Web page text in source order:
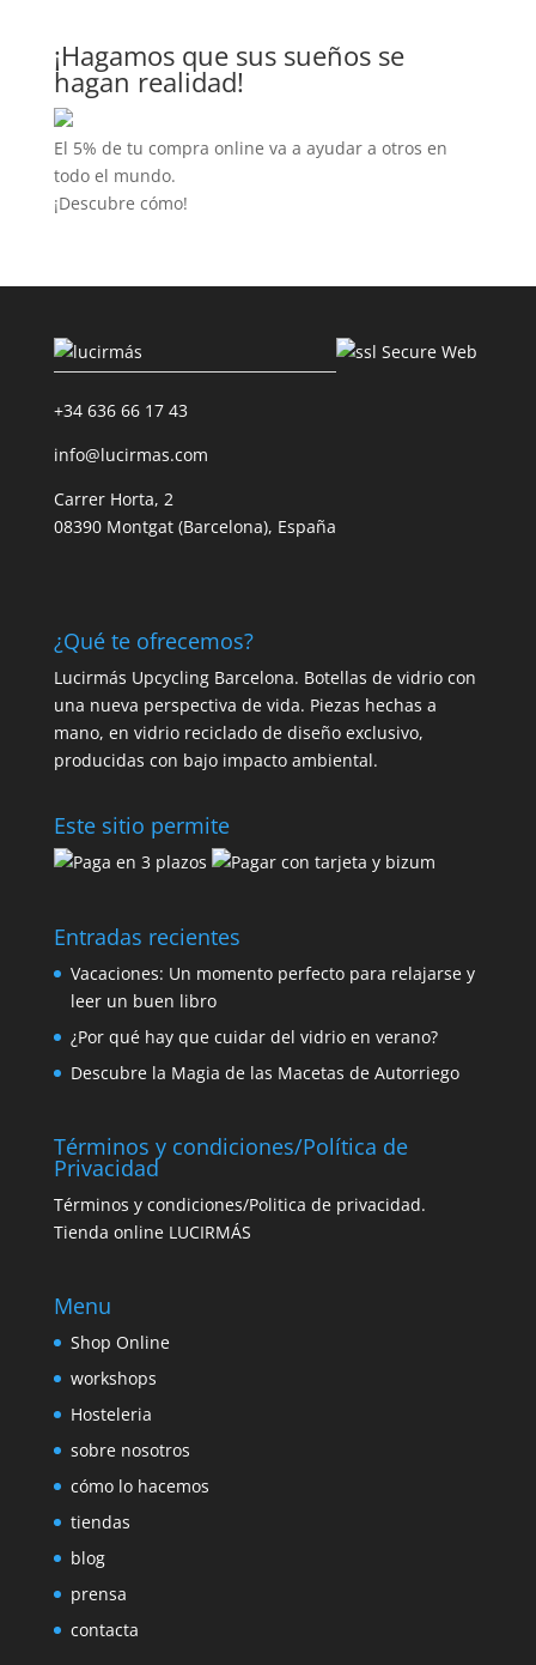
¡Hagamos que sus sueños se
hagan realidad!
El 5% de tu compra online va a ayudar a otros en
todo el mundo.
¡Descubre cómo!
+34 636 66 17 43
info@lucirmas.com
Carrer Horta, 2
08390 Montgat (Barcelona), España
¿Qué te ofrecemos?
Lucirmás Upcycling Barcelona. Botellas de vidrio con
una nueva perspectiva de vida. Piezas hechas a
mano, en vidrio reciclado de diseño exclusivo,
producidas con bajo impacto ambiental.
Este sitio permite
Entradas recientes
Vacaciones: Un momento perfecto para relajarse y
leer un buen libro
¿Por qué hay que cuidar del vidrio en verano?
Descubre la Magia de las Macetas de Autorriego
Términos y condiciones/Política de
Privacidad
Términos y condiciones/Politica de privacidad.
Tienda online LUCIRMÁS
Menu
Shop Online
workshops
Hosteleria
sobre nosotros
cómo lo hacemos
tiendas
blog
prensa
contacta